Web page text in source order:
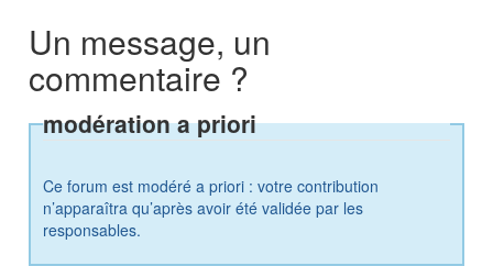
Un message, un
commentaire ?
modération a priori
Ce forum est modéré a priori : votre contribution
n’apparaîtra qu’après avoir été validée par les
responsables.